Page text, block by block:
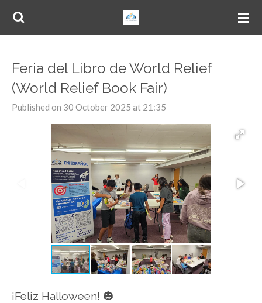
Skip
content
Feria del Libro de World Relief
(World Relief Book Fair)
Published on 30 October 2025 at 21:35
¡Feliz Halloween! 🎃